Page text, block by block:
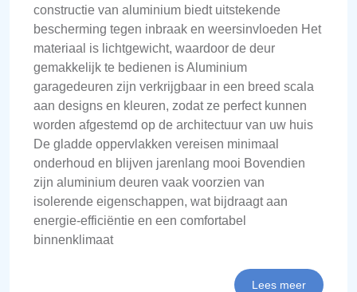
constructie van aluminium biedt uitstekende
bescherming tegen inbraak en weersinvloeden Het
materiaal is lichtgewicht, waardoor de deur
gemakkelijk te bedienen is Aluminium
garagedeuren zijn verkrijgbaar in een breed scala
aan designs en kleuren, zodat ze perfect kunnen
worden afgestemd op de architectuur van uw huis
De gladde oppervlakken vereisen minimaal
onderhoud en blijven jarenlang mooi Bovendien
zijn aluminium deuren vaak voorzien van
isolerende eigenschappen, wat bijdraagt aan
energie-efficiëntie en een comfortabel
binnenklimaat
Lees meer